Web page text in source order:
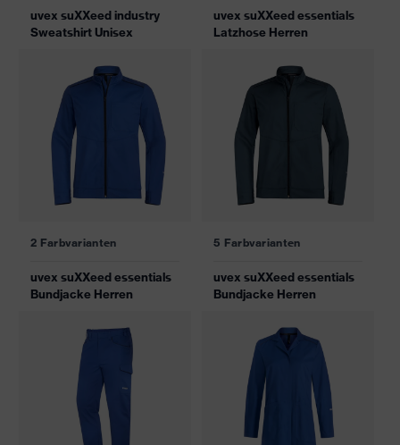
uvex suXXeed industry
Sweatshirt Unisex
uvex suXXeed essentials
Latzhose Herren
2 Farbvarianten
uvex suXXeed essentials
Bundjacke Herren
5 Farbvarianten
uvex suXXeed essentials
Bundjacke Herren